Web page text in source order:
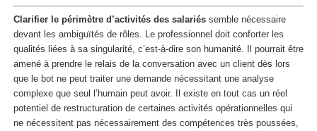
Clarifier le périmètre d’activités des salariés semble nécessaire
devant les ambiguïtés de rôles. Le professionnel doit conforter les
qualités liées à sa singularité, c’est-à-dire son humanité. Il pourrait être
amené à prendre le relais de la conversation avec un client dès lors
que le bot ne peut traiter une demande nécessitant une analyse
complexe que seul l’humain peut avoir. Il existe en tout cas un réel
potentiel de restructuration de certaines activités opérationnelles qui
ne nécessitent pas nécessairement des compétences très poussées,